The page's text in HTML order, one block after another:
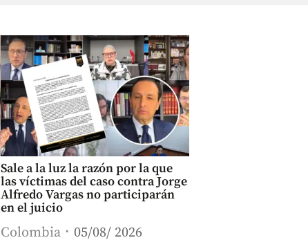
Sale a la luz la razón por la que
las víctimas del caso contra Jorge
Alfredo Vargas no participarán
en el juicio
Colombia 05/08/ 2026